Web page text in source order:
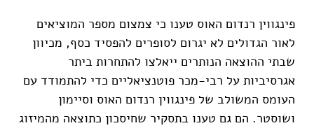
פינגווין רנדום האוס טענו כי צמצום מספר המוציאים
לאור הגדולים לא יגרום לסופרים להפסיד כסף, מכיוון
שבתי ההוצאה הנותרים ייאלצו להתחרות ביתר
אגרסיביות על רבי-מכר פוטנציאליים כדי להתמודד עם
העומס המשולב של פינגווין רנדום האוס וסיימון
ושוסטר. הם גם טענו בתסקיר שחיסכון כתוצאה מהמיזוג